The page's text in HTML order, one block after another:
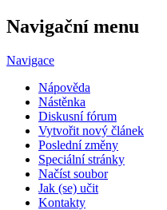
Navigační menu
Navigace
Nápověda
Nástěnka
Diskusní fórum
Vytvořit nový článek
Poslední změny
Speciální stránky
Načíst soubor
Jak (se) učit
Kontakty